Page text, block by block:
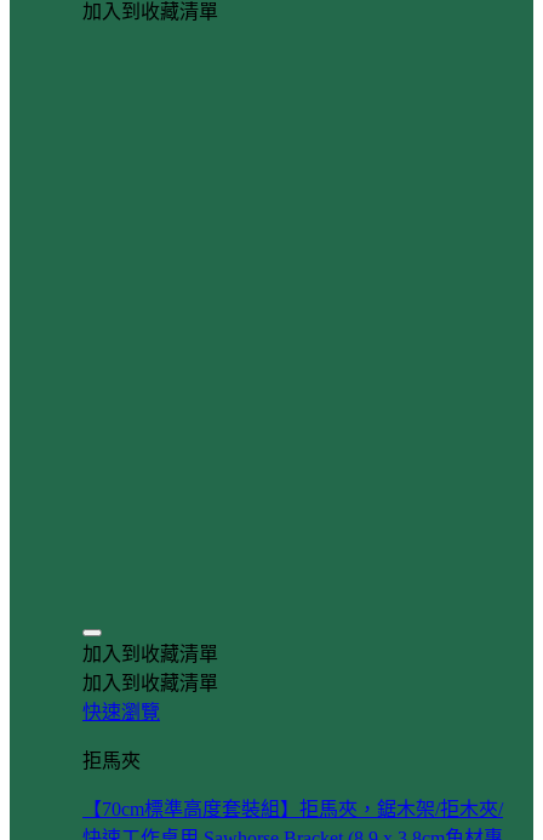
加入到收藏清單
加入到收藏清單
加入到收藏清單
快速瀏覽
拒馬夾
【70cm標準高度套裝組】拒馬夾，鋸木架/拒木夾/